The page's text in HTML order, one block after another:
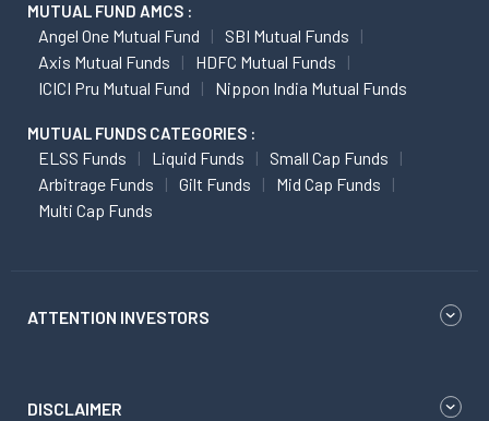
MUTUAL FUND AMCS :
Angel One Mutual Fund
SBI Mutual Funds
Axis Mutual Funds
HDFC Mutual Funds
ICICI Pru Mutual Fund
Nippon India Mutual Funds
MUTUAL FUNDS CATEGORIES :
ELSS Funds Liquid Funds
Small Cap Funds
Arbitrage Funds
Gilt Funds
Mid Cap Funds
Multi Cap Funds
ATTENTION INVESTORS
DISCLAIMER